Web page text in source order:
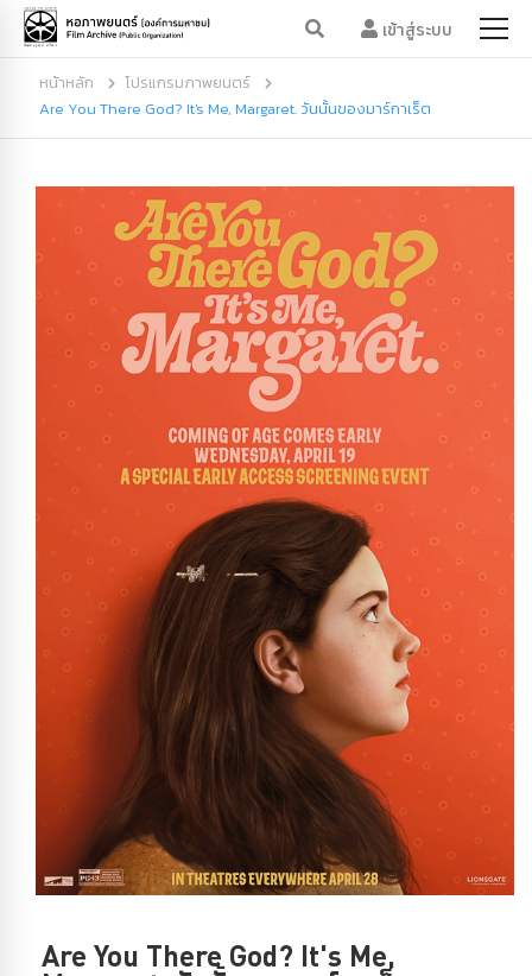
เข้าสู่ระบบ
หน้าหลัก
โปรแกรมภาพยนตร์
Are You There God? It's Me, Margaret. วันนั้นของมาร์กาเร็ต
Are You There God? It's Me,